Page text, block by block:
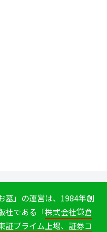
墓」の運営は、1984年創
社である「株式会社鎌倉
証プライム上場、証券コ